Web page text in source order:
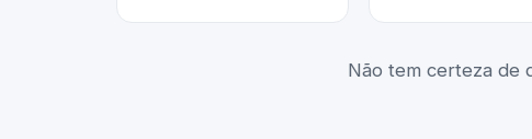
Não tem certeza de